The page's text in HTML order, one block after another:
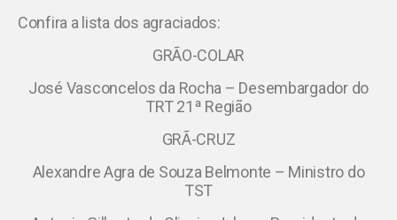
Confira a lista dos agraciados:
GRÃO-COLAR
José Vasconcelos da Rocha – Desembargador do
TRT 21ª Região
GRÃ-CRUZ
Alexandre Agra de Souza Belmonte – Ministro do
TST